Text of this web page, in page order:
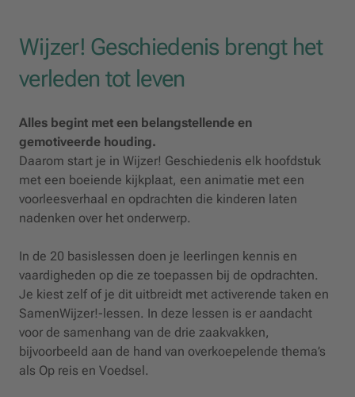
Wijzer! Geschiedenis brengt het
verleden tot leven
Alles begint met een belangstellende en
gemotiveerde houding.
Daarom start je in Wijzer! Geschiedenis elk hoofdstuk
met een boeiende kijkplaat, een animatie met een
voorleesverhaal en opdrachten die kinderen laten
nadenken over het onderwerp.
In de 20 basislessen doen je leerlingen kennis en
vaardigheden op die ze toepassen bij de opdrachten.
Je kiest zelf of je dit uitbreidt met activerende taken en
SamenWijzer!-lessen. In deze lessen is er aandacht
voor de samenhang van de drie zaakvakken,
bijvoorbeeld aan de hand van overkoepelende thema’s
als Op reis en Voedsel.